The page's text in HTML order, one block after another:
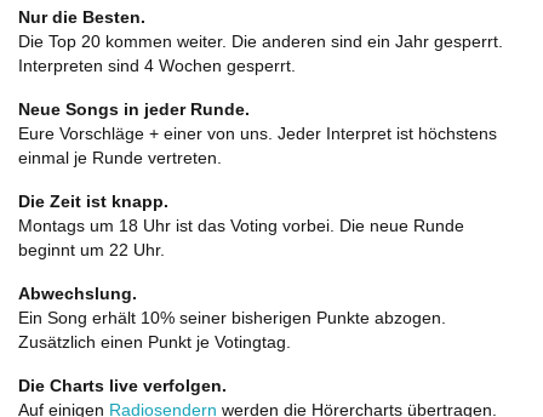
Nur die Besten.
Die Top 20 kommen weiter. Die anderen sind ein Jahr gesperrt.
Interpreten sind 4 Wochen gesperrt.
Neue Songs in jeder Runde.
Eure Vorschläge + einer von uns. Jeder Interpret ist höchstens
einmal je Runde vertreten.
Die Zeit ist knapp.
Montags um 18 Uhr ist das Voting vorbei. Die neue Runde
beginnt um 22 Uhr.
Abwechslung.
Ein Song erhält 10% seiner bisherigen Punkte abzogen.
Zusätzlich einen Punkt je Votingtag.
Die Charts live verfolgen.
Auf einigen Radiosendern werden die Hörercharts übertragen.